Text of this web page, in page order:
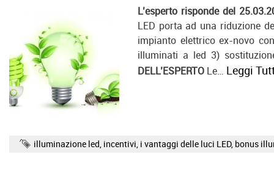
L’esperto risponde del
LED porta ad una riduzione
impianto elettrico ex-novo
illuminati a led 3)
DELL’ESPERTO Le… Leggi
illuminazione led, incentivi, i vantaggi delle luci LED, bonus